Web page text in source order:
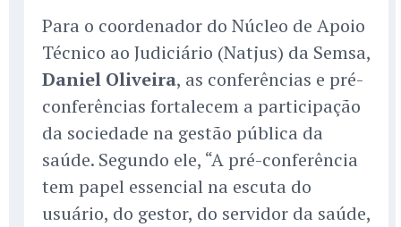
Para o coordenador do Núcleo de Apoio
Técnico ao Judiciário (Natjus) da Semsa,
Daniel Oliveira, as conferências e pré-
conferências fortalecem a participação
da sociedade na gestão pública da
saúde. Segundo ele, “A pré-conferência
tem papel essencial na escuta do
usuário, do gestor, do servidor da saúde,